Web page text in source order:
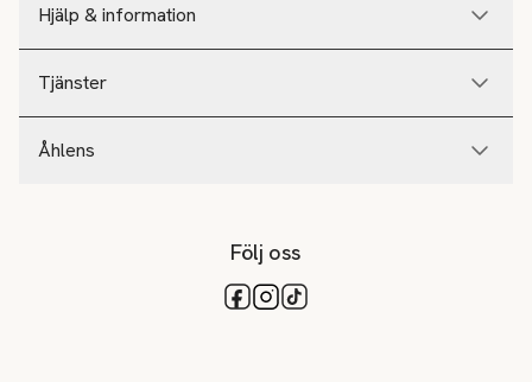
Hjälp & information
Tjänster
Åhlens
Följ oss